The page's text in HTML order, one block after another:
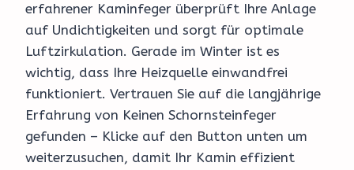
erfahrener Kaminfeger überprüft Ihre Anlage
auf Undichtigkeiten und sorgt für optimale
Luftzirkulation. Gerade im Winter ist es
wichtig, dass Ihre Heizquelle einwandfrei
funktioniert. Vertrauen Sie auf die langjährige
Erfahrung von Keinen Schornsteinfeger
gefunden – Klicke auf den Button unten um
weiterzusuchen, damit Ihr Kamin effizient